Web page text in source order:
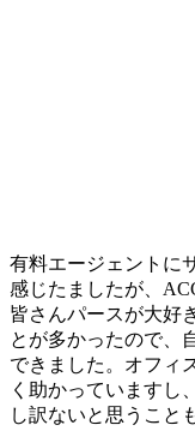
有料エージェントに
感じたましたが、
皆さんパースが大好
とが多かったので、
できました。オフィ
く助かっていますし
し訳ないと思うこと